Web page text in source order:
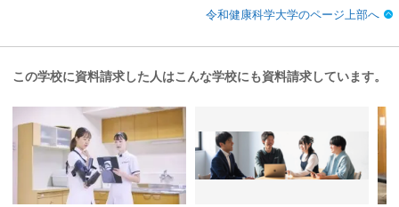
令和健康科学大学のページ上部へ
この学校に資料請求した人はこんな学校にも資料請求しています。